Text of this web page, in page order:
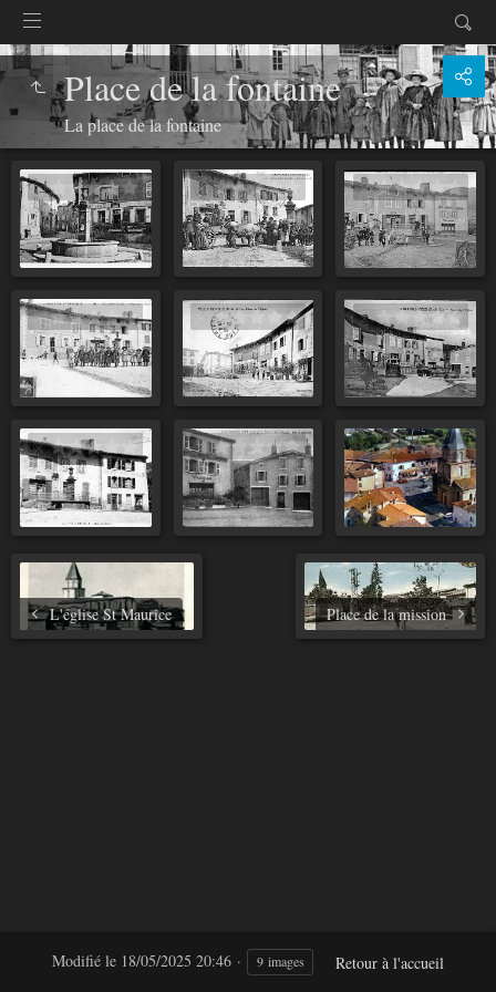
Place de la fontaine
La place de la fontaine
L'église St Maurice Place de la mission
Modifié le 18/05/2025 20:46 9 images Retour à l'accueil